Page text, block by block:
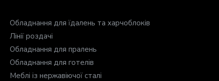
Обладнання для їдалень та харчоблоків
Лінії роздачі
Обладнання для пралень
Обладнання для готелів
Меблі із нержавіючої сталі